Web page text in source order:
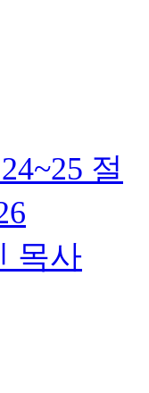
절
목사